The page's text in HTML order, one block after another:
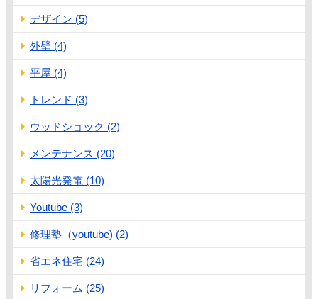
デザイン (5)
外壁 (4)
平屋 (4)
トレンド (3)
ウッドショック (2)
メンテナンス (20)
太陽光発電 (10)
Youtube (3)
修理塾（youtube) (2)
省エネ住宅 (24)
リフォーム (25)